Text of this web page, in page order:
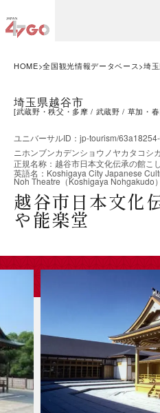
HOME 全国観光情報データベース 埼
埼玉県越谷市
[武蔵野・秩父・多摩 武蔵野 草加・
ユニバーサルID ： jp-tourism/
ニホンブンカデンショウノヤカタコシ
正規名称 ： 越谷市日本文化伝承の館こ
英語名 ： Koshigaya City Japanese
Noh Theatre（Koshigaya Nohgakudo）
越谷市日本文化
や能楽堂